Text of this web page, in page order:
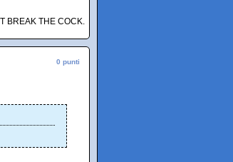
BREAK THE COCK.
0 punti